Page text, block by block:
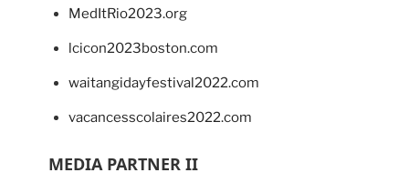
MedItRio2023.org
lcicon2023boston.com
waitangidayfestival2022.com
vacancesscolaires2022.com
MEDIA PARTNER II